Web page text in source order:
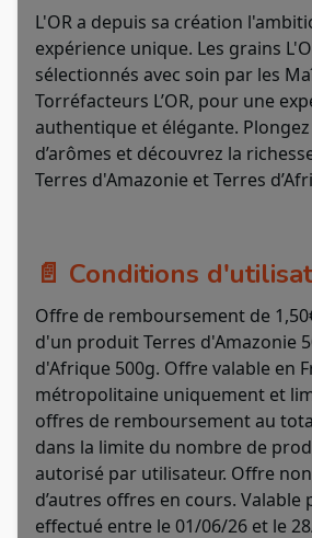
L'OR a depuis sa création
expérience unique. Les grains
sélectionnés avec soin par les
Torréfacteurs L’OR, pour une
authentique et élégante.
d’arômes et découvrez la
Terres d'Amazonie et Terres
📄 Conditions
Offre de remboursement de
d'un produit Terres d'Amazonie
d'Afrique 500g. Offre valable en
métropolitaine uniquement et
offres de remboursement au
dans la limite du nombre de
autorisé par utilisateur. Offre
d’autres offres en cours.
effectué entre le 01/06/26 et le